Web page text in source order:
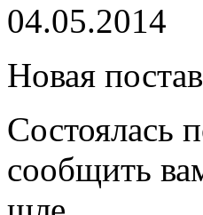
04.05.2014
Новая
Состоялась
сообщить